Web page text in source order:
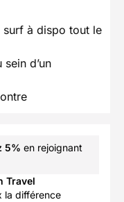
surf à dispo tout le
d’un
5% en rejoignant
Travel
la différence